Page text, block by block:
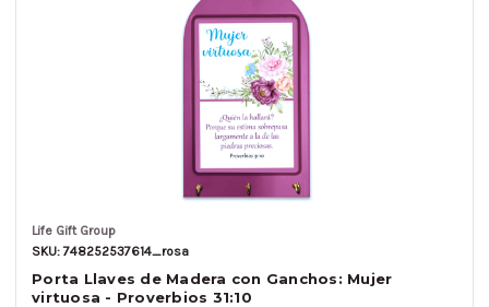
Life Gift Group
SKU: 748252537614_rosa
Porta Llaves de Madera con Ganchos: Mujer
virtuosa - Proverbios 31:10